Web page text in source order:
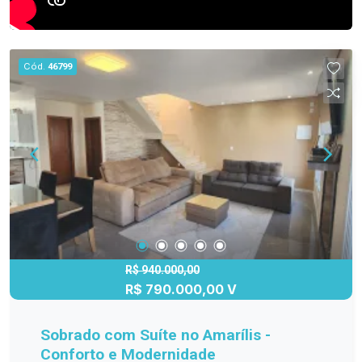
Cód. 46799
R$ 940.000,00
R$ 790.000,00 V
Sobrado com Suíte no Amarílis -
Conforto e Modernidade